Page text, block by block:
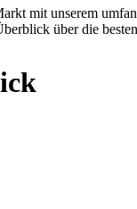
mit unserem
über die